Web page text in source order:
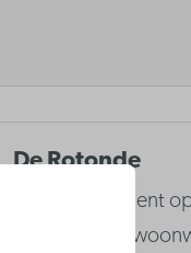
De Rotonde
Of je nu gek bent
Westende